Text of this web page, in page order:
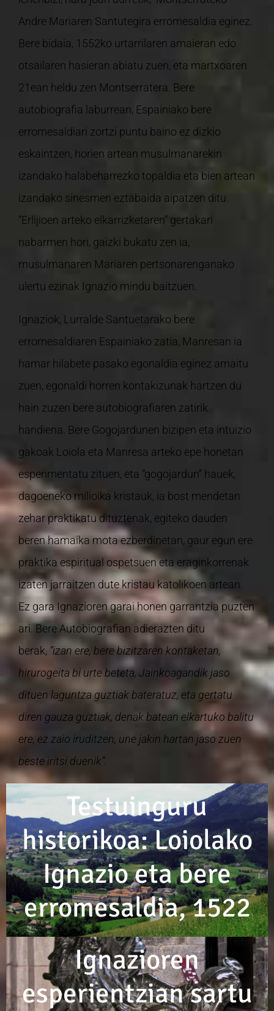
Andre Mariaren Santutegira erromesaldia eginez.
Bere bidaia, 1552ko urtarrilaren amaieran edo
otsailaren hasieran abiatu zuen, eta martxoaren
21ean heldu zen Montserratera. Bere
autobiografia laburrean, Espainiako bere
erromesaldiari zortzi puntu baino ez dizkio
eskaintzen, horien artean musulmanarekin
izandako halabeharrezko topaldia eta bien artean
izandako sinesmen eztabaida aipatzen ditu.
“Erlijioen arteko elkarrizketaren” gertakari
nabarmen hori, gaizki bukatu zen ia,
musulmanaren Mariaren pertsonarenganako
ulertu ezinak Ignazio mindu baitzuen.
Ignaziok, Lurralde Santuetarako bere
erromesaldiaren Espainiako zatia, Manresan ia
hamar hilabete pasako egonaldia eginez amaitu
zuen, egonaldi horren kontakizunak hartzen du
hain zuzen bere autobiografiaren zatirik
handiena. Bere Gogojardunen bizipen eta intuizio
gakoak Loiola eta Manresa arteko epe honetan
esperimentatu zituen, eta “gogojardun” hauek,
dagoeneko milioika kristauk, ia bost mendetan
zehar praktikatu dituztenak, egiteko dauden
beren hamaika mota ezberdinetan, gaur egun ere
praktika espiritual ospetsuen eta eraginkorrenak
izaten jarraitzen dute kristau katolikoen artean.
Ez gara Ignazioren garai honen garrantzia puzten
ari. Bere Autobiografian adierazten ditu
berak, “izan ere, bere bizitzaren kontaketan,
hirurogeita bi urte beteta, Jainkoagandik jaso
dituen laguntza guztiak bateratuz, eta gertatu
diren gauza guztiak, denak batean elkartuko balitu
ere, ez zaio iruditzen, une jakin hartan jaso zuen
beste iritsi duenik”.
Testuinguru
historikoa: Loiolako
Ignazio eta bere
erromesaldia, 1522
Ignazioren
esperientzian sartu